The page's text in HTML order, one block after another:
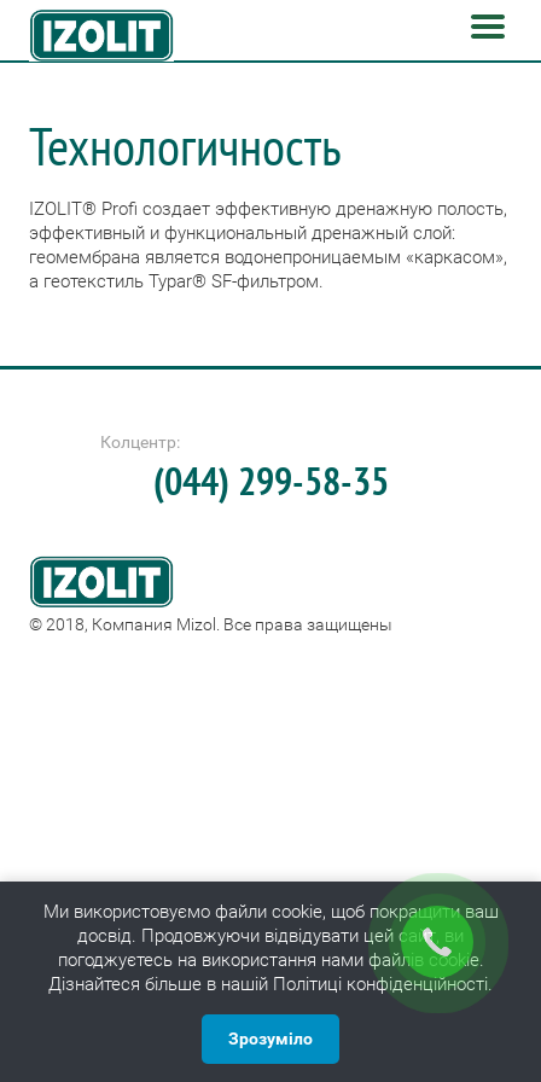
Технологичность
IZOLIT® Profi создает эффективную дренажную полость,
эффективный и функциональный дренажный слой:
геомембрана является водонепроницаемым «каркасом»,
а геотекстиль Typar® SF-фильтром.
© 2018, Компания Mizol. Все права защищены
Колцентр:
(044) 299-58-35
Ми використовуємо файли cookie, щоб покращити ваш
досвід. Продовжуючи відвідувати цей сайт, ви
погоджуєтесь на використання нами файлів cookie.
Дізнайтеся більше в нашій Політиці конфіденційності.
Зрозуміло